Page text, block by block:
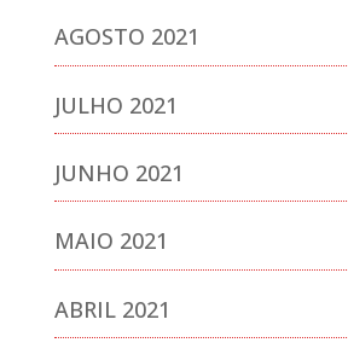
AGOSTO 2021
JULHO 2021
JUNHO 2021
MAIO 2021
ABRIL 2021